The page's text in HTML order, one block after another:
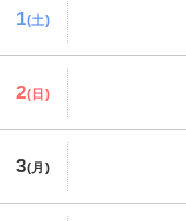
1(土)
2(日)
3(月)